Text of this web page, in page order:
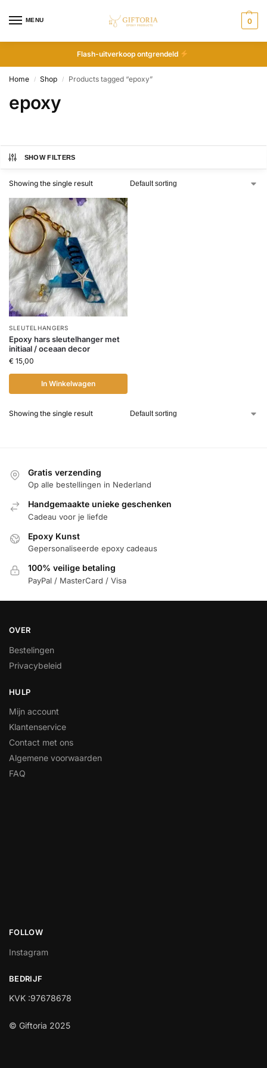
MENU 0
Flash-uitverkoop ontgrendeld
Home / Shop / Products tagged “epoxy”
epoxy
SHOW FILTERS
Showing the single result
SLEUTELHANGERS
Epoxy hars sleutelhanger met
initiaal / oceaan decor
€ 15,00
In Winkelwagen
Showing the single result
Gratis verzending
Op alle bestellingen in Nederland
Handgemaakte unieke geschenken
Cadeau voor je liefde
Epoxy Kunst
Gepersonaliseerde epoxy cadeaus
100% veilige betaling
PayPal / MasterCard / Visa
OVER
Bestelingen
Privacybeleid
HULP
Mijn account
Klantenservice
Contact met ons
Algemene voorwaarden
FAQ
FOLLOW
Instagram
BEDRIJF
KVK :97678678
© Giftoria 2025